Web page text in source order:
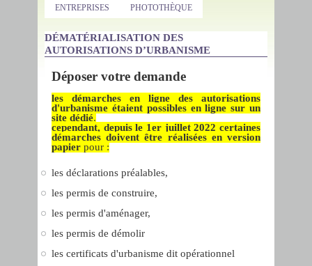
ENTREPRISES PHOTOTHÈQUE
DÉMATÉRIALISATION DES
AUTORISATIONS D’URBANISME
Déposer votre demande
les démarches en ligne des autorisations
d'urbanisme étaient possibles en ligne sur un
site dédié.
cependant, depuis le 1er juillet 2022 certaines
démarches doivent être réalisées en version
papier pour :
les déclarations préalables,
les permis de construire,
les permis d'aménager,
les permis de démolir
les certificats d'urbanisme dit opérationnel